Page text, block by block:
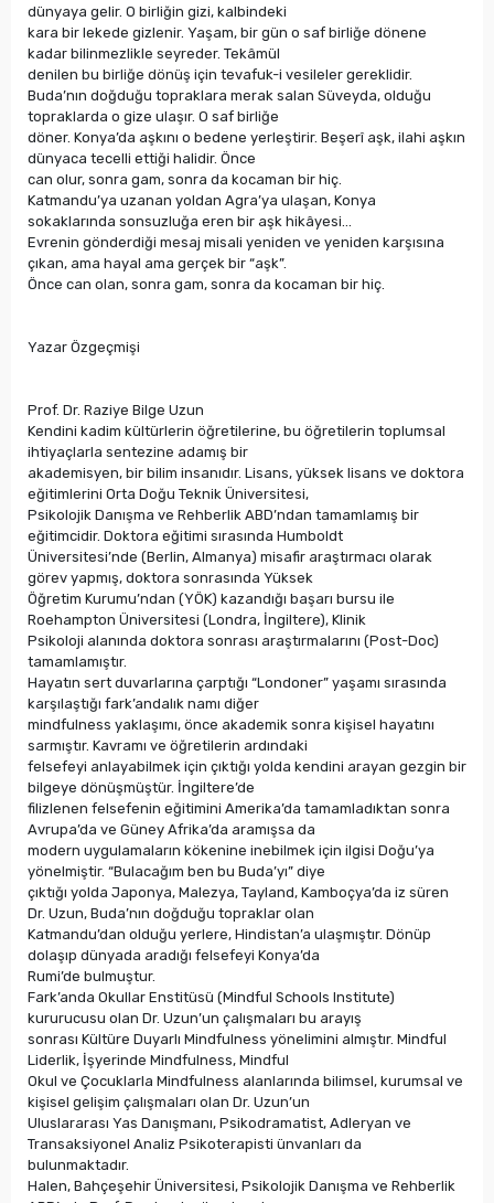
dünyaya gelir. O birliğin gizi, kalbindeki
kara bir lekede gizlenir. Yaşam, bir gün o saf birliğe dönene
kadar bilinmezlikle seyreder. Tekâmül
denilen bu birliğe dönüş için tevafuk-i vesileler gereklidir.
Buda’nın doğduğu topraklara merak salan Süveyda, olduğu
topraklarda o gize ulaşır. O saf birliğe
döner. Konya’da aşkını o bedene yerleştirir. Beşerî aşk, ilahi aşkın
dünyaca tecelli ettiği halidir. Önce
can olur, sonra gam, sonra da kocaman bir hiç.
Katmandu’ya uzanan yoldan Agra’ya ulaşan, Konya
sokaklarında sonsuzluğa eren bir aşk hikâyesi...
Evrenin gönderdiği mesaj misali yeniden ve yeniden karşısına
çıkan, ama hayal ama gerçek bir “aşk”.
Önce can olan, sonra gam, sonra da kocaman bir hiç.
Yazar Özgeçmişi
Prof. Dr. Raziye Bilge Uzun
Kendini kadim kültürlerin öğretilerine, bu öğretilerin toplumsal
ihtiyaçlarla sentezine adamış bir
akademisyen, bir bilim insanıdır. Lisans, yüksek lisans ve doktora
eğitimlerini Orta Doğu Teknik Üniversitesi,
Psikolojik Danışma ve Rehberlik ABD’ndan tamamlamış bir
eğitimcidir. Doktora eğitimi sırasında Humboldt
Üniversitesi’nde (Berlin, Almanya) misafir araştırmacı olarak
görev yapmış, doktora sonrasında Yüksek
Öğretim Kurumu’ndan (YÖK) kazandığı başarı bursu ile
Roehampton Üniversitesi (Londra, İngiltere), Klinik
Psikoloji alanında doktora sonrası araştırmalarını (Post-Doc)
tamamlamıştır.
Hayatın sert duvarlarına çarptığı “Londoner” yaşamı sırasında
karşılaştığı fark’andalık namı diğer
mindfulness yaklaşımı, önce akademik sonra kişisel hayatını
sarmıştır. Kavramı ve öğretilerin ardındaki
felsefeyi anlayabilmek için çıktığı yolda kendini arayan gezgin bir
bilgeye dönüşmüştür. İngiltere’de
filizlenen felsefenin eğitimini Amerika’da tamamladıktan sonra
Avrupa’da ve Güney Afrika’da aramışsa da
modern uygulamaların kökenine inebilmek için ilgisi Doğu’ya
yönelmiştir. “Bulacağım ben bu Buda’yı” diye
çıktığı yolda Japonya, Malezya, Tayland, Kamboçya’da iz süren
Dr. Uzun, Buda’nın doğduğu topraklar olan
Katmandu’dan olduğu yerlere, Hindistan’a ulaşmıştır. Dönüp
dolaşıp dünyada aradığı felsefeyi Konya’da
Rumi’de bulmuştur.
Fark’anda Okullar Enstitüsü (Mindful Schools Institute)
kururucusu olan Dr. Uzun’un çalışmaları bu arayış
sonrası Kültüre Duyarlı Mindfulness yönelimini almıştır. Mindful
Liderlik, İşyerinde Mindfulness, Mindful
Okul ve Çocuklarla Mindfulness alanlarında bilimsel, kurumsal ve
kişisel gelişim çalışmaları olan Dr. Uzun’un
Uluslararası Yas Danışmanı, Psikodramatist, Adleryan ve
Transaksiyonel Analiz Psikoterapisti ünvanları da
bulunmaktadır.
Halen, Bahçeşehir Üniversitesi, Psikolojik Danışma ve Rehberlik